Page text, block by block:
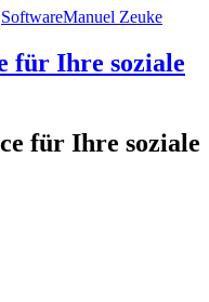
SoftwareManuel Zeuke
für Ihre soziale
für Ihre soziale